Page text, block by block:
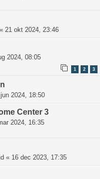
« 21 okt 2024, 23:46
2024, 08:05
1 2 3
2024, 18:50
Center 3
2024, 16:35
« 16 dec 2023, 17:35